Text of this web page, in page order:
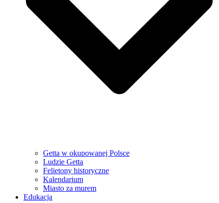
Getta w okupowanej Polsce
Ludzie Getta
Felietony historyczne
Kalendarium
Miasto za murem
Edukacja